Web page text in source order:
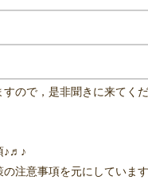
ので，是非聞きに来てく
♪♬♪
注意事項を元にしています